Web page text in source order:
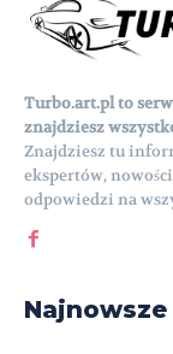
Turbo.art.pl to
znajdziesz
Znajdziesz tu
ekspertów,
odpowiedzi na